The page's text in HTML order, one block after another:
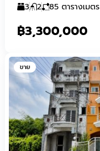
3
2 85 ตารางเมตร
฿3,300,000
ขาย